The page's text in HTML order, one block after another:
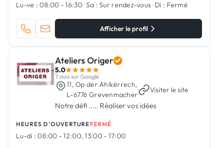
Lu-ve : 08:00 - 16:30·Sa : Sur rendez-vous ·Di : Fermé
Afficher le profil
Ateliers Origer
5.0
7 avis sur Google
11, Op der Ahlkërrech,
L-6776 Grevenmacher
· Visiter le site
Notre défi ..... Réaliser vos idées
HEURES D'OUVERTURE FERMÉ
Lu-di : 08:00 - 12:00, 13:00 - 17:00